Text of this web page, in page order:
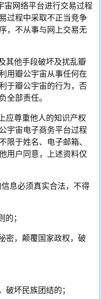
网络平台进行交易过程
过程中采取不正当竞争
，不从事与网上交易无
他手段破坏及扰乱瓣
用瓣公宇宙从事任何在
于瓣公宇宙的行为，否
全部责任。
尊重他人的知识产权
宇宙电子商务平台过程
限于姓名、电子邮箱、
用户同意，上述资料仅
息必须真实合法，不得
；
，颠覆国家政权，破
坏民族团结的；